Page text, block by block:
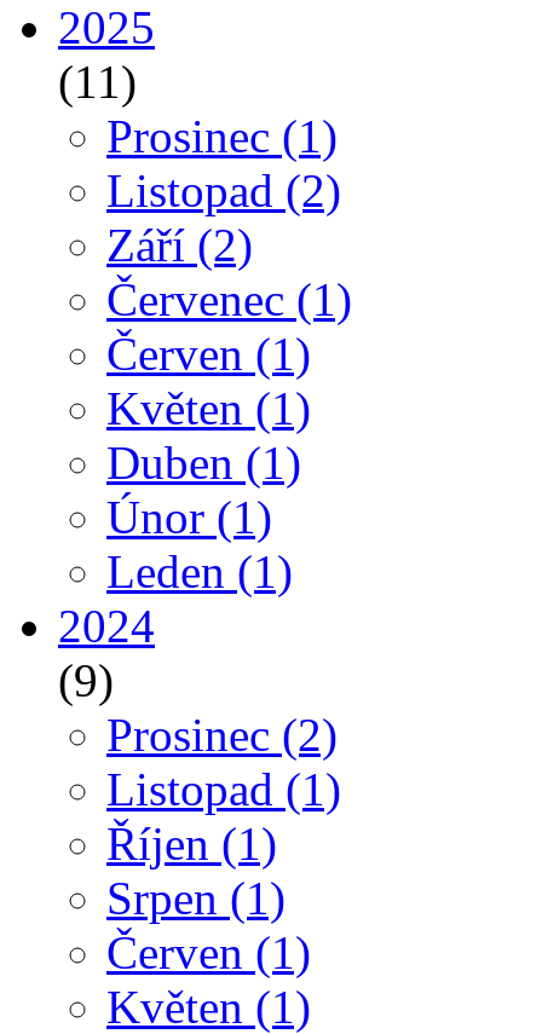
2025
(11)
Prosinec (1)
Listopad (2)
Září (2)
Červenec (1)
Červen (1)
Květen (1)
Duben (1)
Únor (1)
Leden (1)
2024
(9)
Prosinec (2)
Listopad (1)
Říjen (1)
Srpen (1)
Červen (1)
Květen (1)